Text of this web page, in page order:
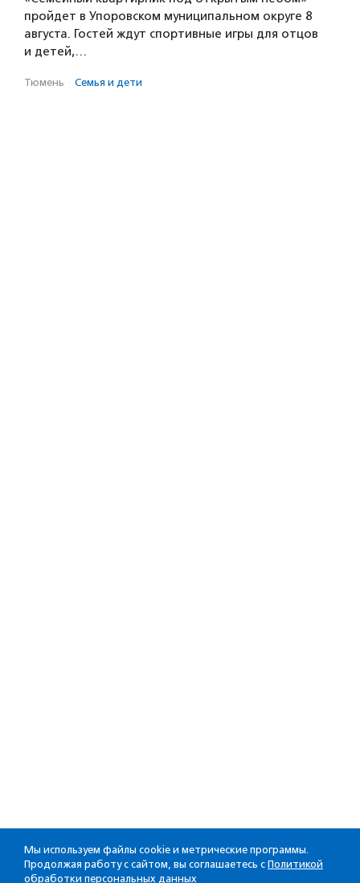
пройдет в Упоровском муниципальном округе 8
августа. Гостей ждут спортивные игры для отцов
и детей,…
Тюмень · Семья и дети
Мы используем файлы cookie и метрические программы.
Продолжая работу с сайтом, вы соглашаетесь с Политикой
обработки персональных данных